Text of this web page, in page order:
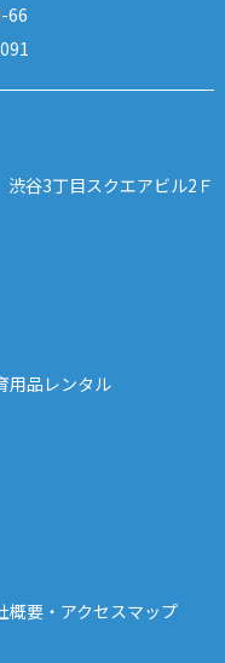
66
谷3丁目スクエアビル2Ｆ
用品レンタル
概要・アクセスマップ